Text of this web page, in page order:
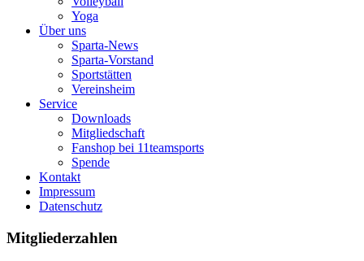
Yoga
Über uns
Sparta-News
Sparta-Vorstand
Sportstätten
Vereinsheim
Service
Downloads
Mitgliedschaft
Fanshop bei 11teamsports
Spende
Kontakt
Impressum
Datenschutz
Mitgliederzahlen